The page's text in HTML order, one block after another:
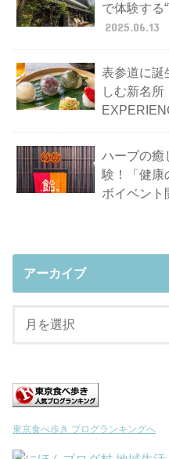
で体験する
2025.06.13
表参道に誕
しむ新名
ハーブの癒
験！「健康
ボイベント
アーカイブ
東京食べ歩き ブログランキングへ